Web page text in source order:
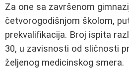
Za one sa završenom
četvorogodišnjom školom,
prekvalifikacija. Broj ispita
30, u zavisnosti od sličnosti
željenog medicinskog smera.